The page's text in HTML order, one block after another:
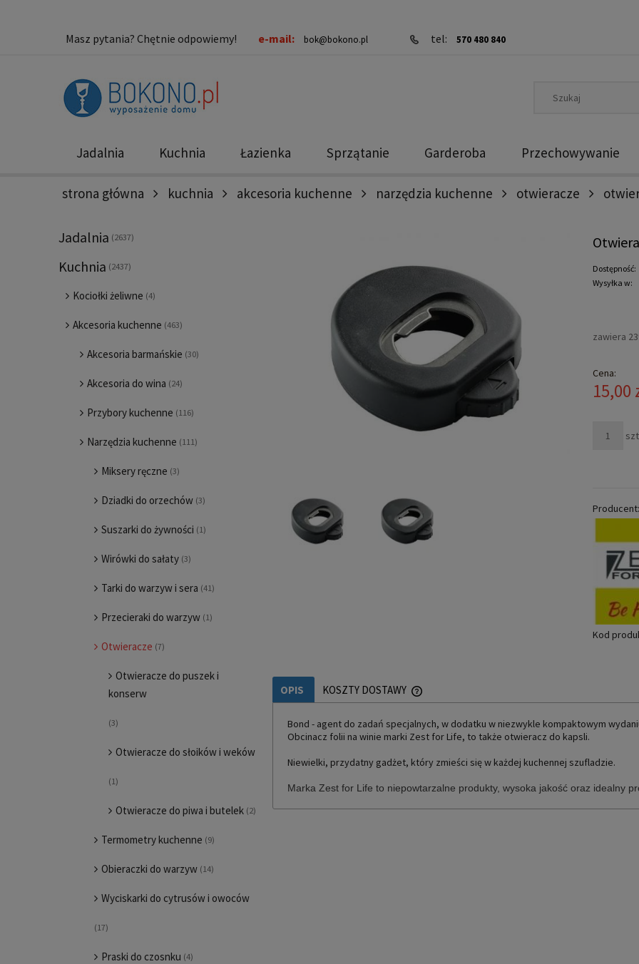
Masz pytania? Chętnie odpowiemy! e-mail: bok@bokono.pl tel: 570 480 840
Jadalnia Kuchnia Łazienka Sprzątanie Garderoba Przechowywanie
Nowości Promocje
strona główna kuchnia akcesoria kuchenne narzędzia kuchenne otwieracze
Jadalnia (2637)
Kuchnia (2437)
Kociołki żeliwne (4)
Akcesoria kuchenne (463)
Akcesoria barmańskie (30)
Akcesoria do wina (24)
Przybory kuchenne (116)
Narzędzia kuchenne (111)
Miksery ręczne (3)
Dziadki do orzechów (3)
Suszarki do żywności (1)
Wirówki do sałaty (3)
Tarki do warzyw i sera (41)
Przecieraki do warzyw (1)
Otwieracze (7)
Otwieracze do puszek i
konserw
(3)
Otwieracze do słoików i weków
(1)
Otwieracze do piwa i butelek (2)
Termometry kuchenne (9)
Obieraczki do warzyw (14)
Wyciskarki do cytrusów i owoców
(17)
Praski do czosnku (4)
Dostępność:
Wysyłka w:
zawiera
Cena:
15,00
Producent:
Kod
OPIS KOSZTY DOSTAWY
CENA NIE ZAWIERA EWENTUALNYCH KOSZTÓW
PŁATNOŚCI
Bond - agent do zadań specjalnych, w dodatku w niezwykle kompaktowym
Obcinacz folii na winie marki Zest for Life, to także otwieracz do kapsli.
Niewielki, przydatny gadżet, który zmieści się w każdej kuchennej szufladzie.
Marka Zest for Life to niepowtarzalne produkty, wysoka jakość oraz idealny